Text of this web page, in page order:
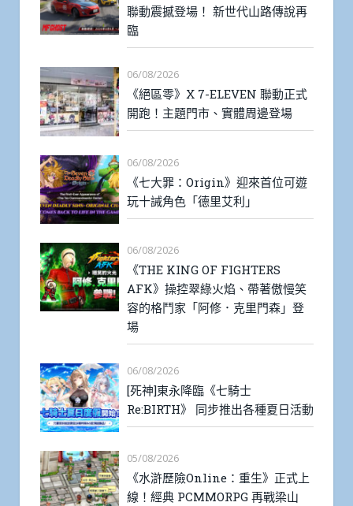
聯動震撼登場！ 新世代山路傳說再
臨
06/08/2026
《絕區零》X 7-ELEVEN 聯動正式
開跑！主題門市、實體周邊登場
06/08/2026
《七大罪：Origin》迎來首位可遊
玩十誡角色「德里艾利」
06/08/2026
《THE KING OF FIGHTERS
AFK》操控翠綠火焰、帶著傲慢笑
容的格鬥家「阿修．克里門森」登
場
06/08/2026
[死神]東永降臨《七騎士
Re:BIRTH》 同步推出各種夏日活動
05/08/2026
《水滸歷險Online：重生》正式上
線！經典 PCMMORPG 再戰梁山